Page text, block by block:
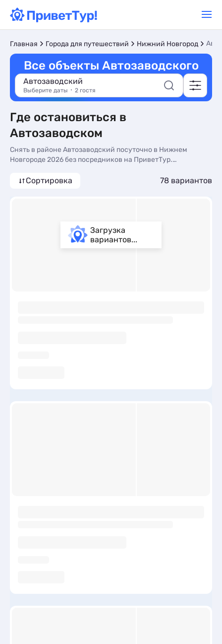
Главная Города для путешествий Нижний Новгород
Все объекты Автозаводского
Автозаводский
Выберите даты 2 гостя
Где остановиться в
Автозаводском
Снять в районе Автозаводский посуточно в Нижнем
Новгороде 2026 без посредников на ПриветТур.
руб
Сортировка 78 вариантов
Загрузка
вариантов...